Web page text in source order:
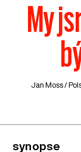
My
Jan Moss /
synopse